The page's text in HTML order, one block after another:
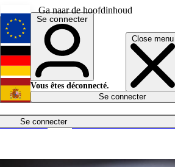
Ga naar de hoofdinhoud
Close menu
Se connecter
Économie
English
Deutsch
Español
Se connecter
Vous êtes déconnecté.
Se connecter